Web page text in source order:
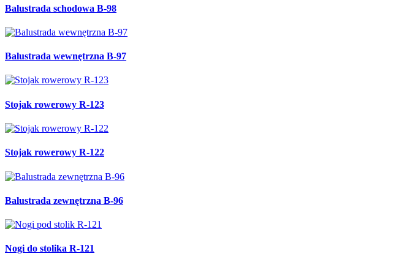
Balustrada schodowa B-98
Balustrada wewnętrzna B-97
Stojak rowerowy R-123
Stojak rowerowy R-122
Balustrada zewnętrzna B-96
Nogi do stolika R-121